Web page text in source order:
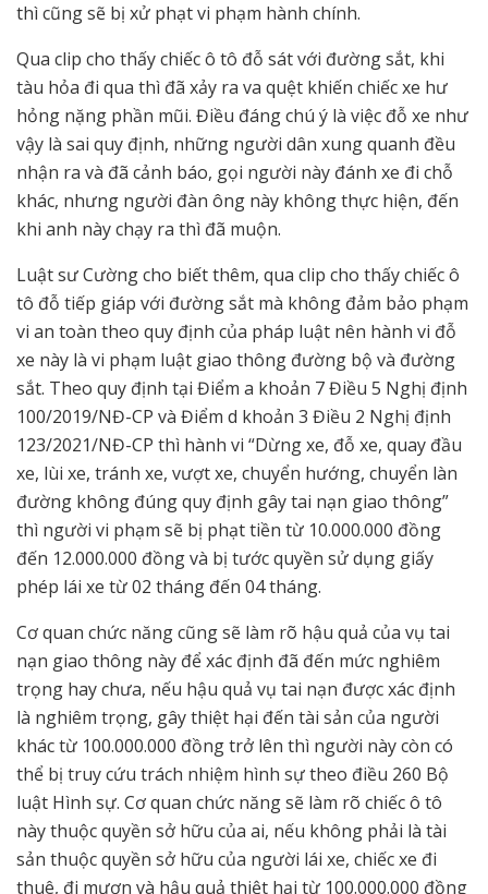
thì cũng sẽ bị xử phạt vi phạm hành chính.
Qua clip cho thấy chiếc ô tô đỗ sát với đường sắt, khi
tàu hỏa đi qua thì đã xảy ra va quệt khiến chiếc xe hư
hỏng nặng phần mũi. Điều đáng chú ý là việc đỗ xe như
vậy là sai quy định, những người dân xung quanh đều
nhận ra và đã cảnh báo, gọi người này đánh xe đi chỗ
khác, nhưng người đàn ông này không thực hiện, đến
khi anh này chạy ra thì đã muộn.
Luật sư Cường cho biết thêm, qua clip cho thấy chiếc ô
tô đỗ tiếp giáp với đường sắt mà không đảm bảo phạm
vi an toàn theo quy định của pháp luật nên hành vi đỗ
xe này là vi phạm luật giao thông đường bộ và đường
sắt. Theo quy định tại Điểm a khoản 7 Điều 5 Nghị định
100/2019/NĐ-CP và Điểm d khoản 3 Điều 2 Nghị định
123/2021/NĐ-CP thì hành vi “Dừng xe, đỗ xe, quay đầu
xe, lùi xe, tránh xe, vượt xe, chuyển hướng, chuyển làn
đường không đúng quy định gây tai nạn giao thông”
thì người vi phạm sẽ bị phạt tiền từ 10.000.000 đồng
đến 12.000.000 đồng và bị tước quyền sử dụng giấy
phép lái xe từ 02 tháng đến 04 tháng.
Cơ quan chức năng cũng sẽ làm rõ hậu quả của vụ tai
nạn giao thông này để xác định đã đến mức nghiêm
trọng hay chưa, nếu hậu quả vụ tai nạn được xác định
là nghiêm trọng, gây thiệt hại đến tài sản của người
khác từ 100.000.000 đồng trở lên thì người này còn có
thể bị truy cứu trách nhiệm hình sự theo điều 260 Bộ
luật Hình sự. Cơ quan chức năng sẽ làm rõ chiếc ô tô
này thuộc quyền sở hữu của ai, nếu không phải là tài
sản thuộc quyền sở hữu của người lái xe, chiếc xe đi
thuê, đi mượn và hậu quả thiệt hại từ 100.000.000 đồng